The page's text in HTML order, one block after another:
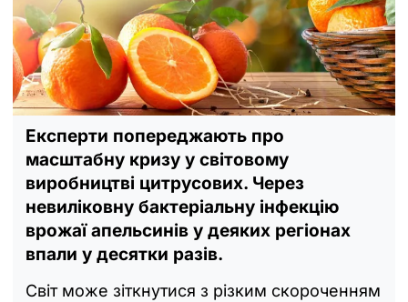
Експерти попереджають про
масштабну кризу у світовому
виробництві цитрусових. Через
невиліковну бактеріальну інфекцію
врожаї апельсинів у деяких регіонах
впали у десятки разів.
Світ може зіткнутися з різким скороченням